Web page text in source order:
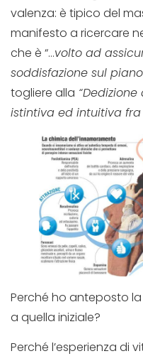
valenza: è tipico del
manifesto a ricercare
che è “…volto ad
soddisfazione sul piano
togliere alla
istintiva ed intuitiva fra
Perché ho anteposto
a quella iniziale?
Perché l’esperienza di